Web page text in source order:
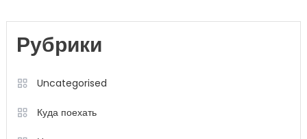
Рубрики
Uncategorised
Куда поехать